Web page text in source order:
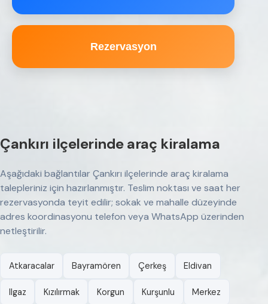
Rezervasyon
Çankırı ilçelerinde araç kiralama
Aşağıdaki bağlantılar Çankırı ilçelerinde araç kiralama
talepleriniz için hazırlanmıştır. Teslim noktası ve saat her
rezervasyonda teyit edilir; sokak ve mahalle düzeyinde
adres koordinasyonu telefon veya WhatsApp üzerinden
netleştirilir.
Atkaracalar Bayramören Çerkeş Eldivan
Ilgaz Kızılırmak Korgun Kurşunlu Merkez